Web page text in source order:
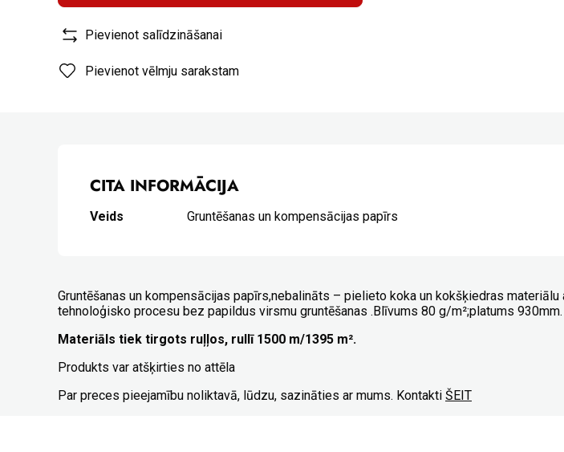
Pievienot salīdzināšanai
Pievienot vēlmju sarakstam
CITA INFORMĀCIJA
Veids Gruntēšanas un kompensācijas papīrs
Gruntēšanas un kompensācijas papīrs,nebalināts – pielieto koka un kokšķiedras
tehnoloģisko procesu bez papildus virsmu gruntēšanas .Blīvums 80 g/m²;platums 930mm.
Materiāls tiek tirgots ruļļos, rullī 1500 m/1395 m².
Produkts var atšķirties no attēla
Par preces pieejamību noliktavā, lūdzu, sazināties ar mums. Kontakti ŠEIT